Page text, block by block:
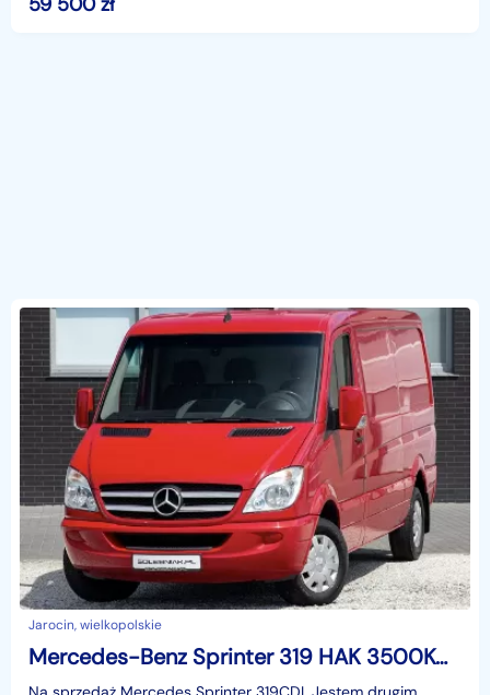
Jarocin, wielkopolskie
Mercedes-Benz Sprinter 319 HAK 3500KG , L3H1 Tachograf tempomat